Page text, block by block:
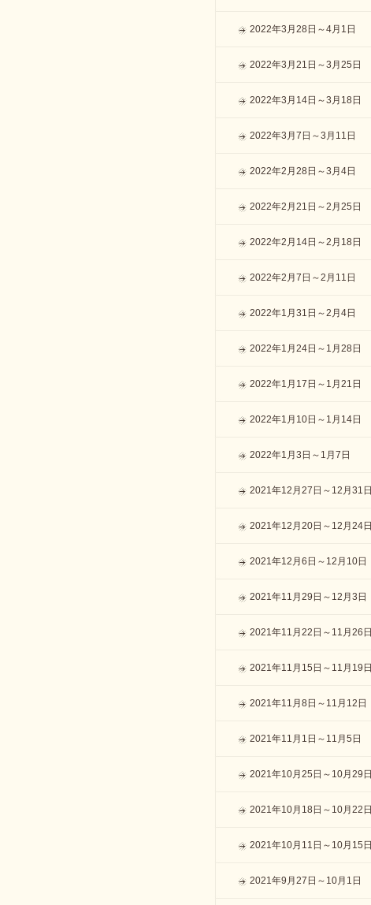
2022年3月28日～4月1日
2022年3月21日～3月25日
2022年3月14日～3月18日
2022年3月7日～3月11日
2022年2月28日～3月4日
2022年2月21日～2月25日
2022年2月14日～2月18日
2022年2月7日～2月11日
2022年1月31日～2月4日
2022年1月24日～1月28日
2022年1月17日～1月21日
2022年1月10日～1月14日
2022年1月3日～1月7日
2021年12月27日～12月31日
2021年12月20日～12月24日
2021年12月6日～12月10日
2021年11月29日～12月3日
2021年11月22日～11月26日
2021年11月15日～11月19日
2021年11月8日～11月12日
2021年11月1日～11月5日
2021年10月25日～10月29日
2021年10月18日～10月22日
2021年10月11日～10月15日
2021年9月27日～10月1日